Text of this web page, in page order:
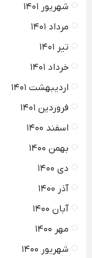
شهریور ۱۴۰۱
مرداد ۱۴۰۱
تیر ۱۴۰۱
خرداد ۱۴۰۱
اردیبهشت ۱۴۰۱
فروردین ۱۴۰۱
اسفند ۱۴۰۰
بهمن ۱۴۰۰
دی ۱۴۰۰
آذر ۱۴۰۰
آبان ۱۴۰۰
مهر ۱۴۰۰
شهریور ۱۴۰۰